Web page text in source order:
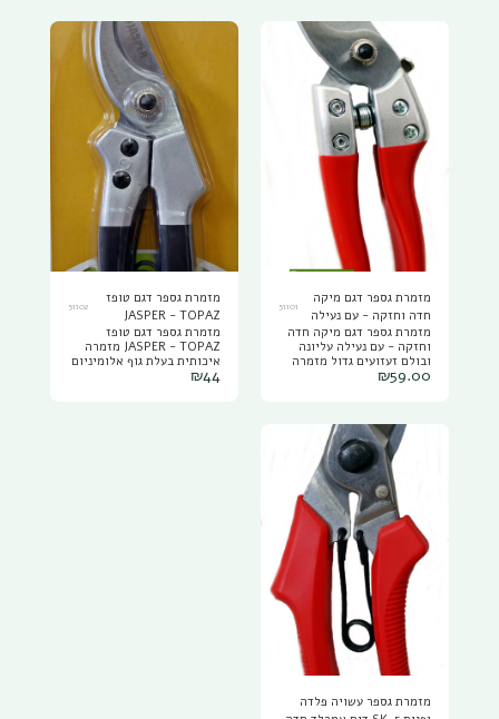
מזמרת גספר דגם מיקה
חדה וחזקה - עם נעילה
עליונה JASPER
51101
מזמרת גספר דגם מיקה חדה
וחזקה - עם נעילה עליונה
ובולם זעזועים גדול מזמרה
מקצועית בעלת להב יפני
מיועדת לעבודה מסיבית
ומקצועית: גננים, חקלאים,
חובבים שמחפשים איכות
מעולה. מזמרת יד דגם מיקה
ג'ספר JASPER מקורית יבואן
רום אביבים.
₪59.00
מזמרת גספר דגם טופז
JASPER - TOPAZ
51102
מזמרת גספר דגם טופז
JASPER - TOPAZ מזמרה
איכותית בעלת גוף אלומיניום
חזק וקל משקל עם להב חד
₪44
מזמרת גספר עשויה פלדה